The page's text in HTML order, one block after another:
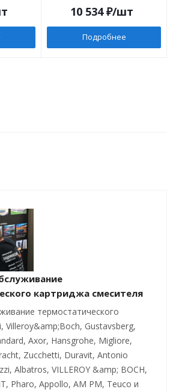
10 534₽/шт
Подробнее
картриджа смесителя
термостатического
Villeroy&amp;Boch, Gustavsberg,
Axor, Hansgrohe, Migliore,
Zucchetti, Duravit, Antonio
Albatros, VILLEROY &amp; BOCH,
Pharo, Appollo, AM PM, Teuco и